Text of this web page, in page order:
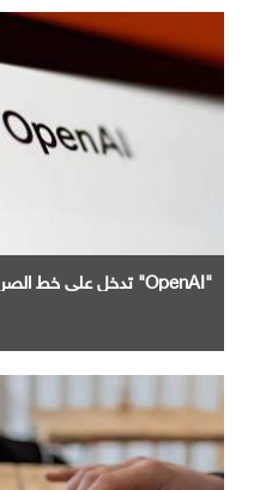
"OpenAI" تدخل علي خط الصراع مع أمازون